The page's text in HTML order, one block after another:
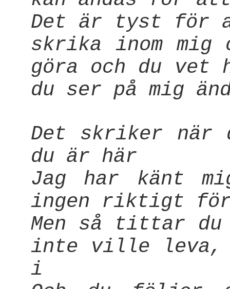
Det är tyst för
skrika inom
göra och du vet
du ser på mig
Det skriker när
du är här
Jag har känt
ingen riktigt
Men så tittar
inte ville leva,
i